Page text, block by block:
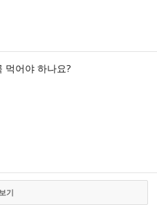
먹어야 하나요?
기